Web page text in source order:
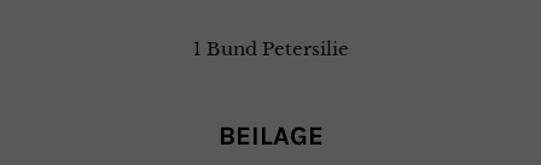
1 Bund Petersilie
BEILAGE